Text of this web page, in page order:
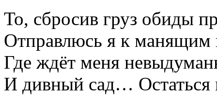
То, сбросив груз обиды
Отправлюсь я к манящим
Где ждёт меня
И дивный сад… Остаться